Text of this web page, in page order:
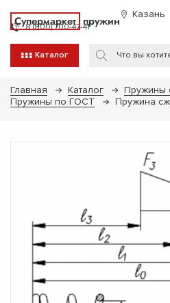
Супермаркет пружин Казань
8 (800) 700-47-41
Каталог
Главная Каталог
Пружины
Пружины по ГОСТ
Пружина